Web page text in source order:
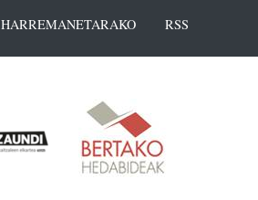
HARREMANETARAKO RSS